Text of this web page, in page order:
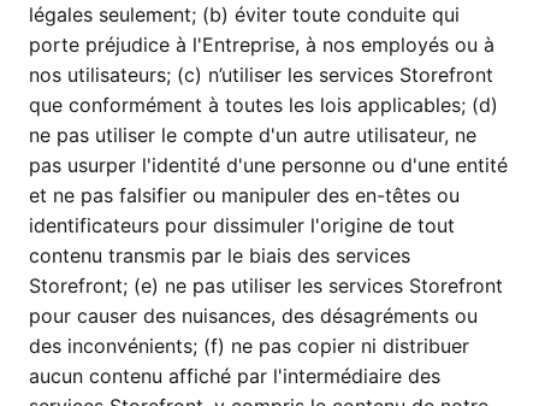
légales seulement; (b) éviter toute conduite qui
porte préjudice à l'Entreprise, à nos employés ou à
nos utilisateurs; (c) n’utiliser les services Storefront
que conformément à toutes les lois applicables; (d)
ne pas utiliser le compte d'un autre utilisateur, ne
pas usurper l'identité d'une personne ou d'une entité
et ne pas falsifier ou manipuler des en-têtes ou
identificateurs pour dissimuler l'origine de tout
contenu transmis par le biais des services
Storefront; (e) ne pas utiliser les services Storefront
pour causer des nuisances, des désagréments ou
des inconvénients; (f) ne pas copier ni distribuer
aucun contenu affiché par l'intermédiaire des